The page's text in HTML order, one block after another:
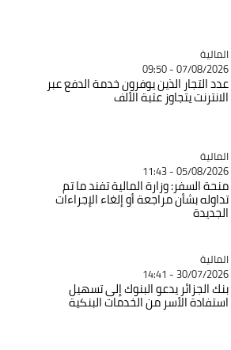
Catégorie
المالية
07/08/2026 - 09:50
عدد التجار الذين يوفرون خدمة الدفع عبر
الانترنت يتجاوز عتبة الألف
Catégorie
المالية
05/08/2026 - 11:43
منحة السفر: وزارة المالية تفند ما تم
تداوله بشأن مراجعة أو إلغاء الإجراءات
الجديدة
Catégorie
المالية
30/07/2026 - 14:41
بنك الجزائر يدعو البنوك إلى تسهيل
استفادة الأسر من الخدمات البنكية